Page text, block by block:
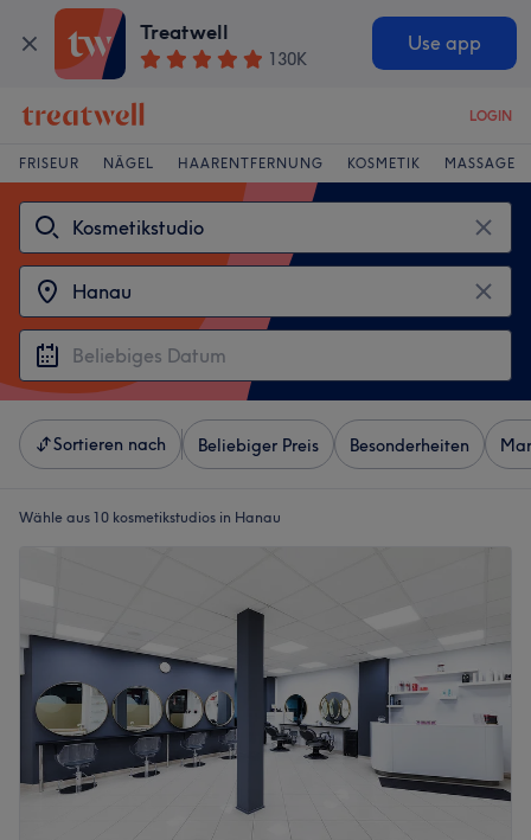
Treatwell
130K
Use app
LOGIN
FRISEUR NÄGEL HAARENTFERNUNG KOSMETIK MASSAGE
Sortieren nach Beliebiger Preis Besonderheiten
Wähle aus 10 kosmetikstudios in Hanau